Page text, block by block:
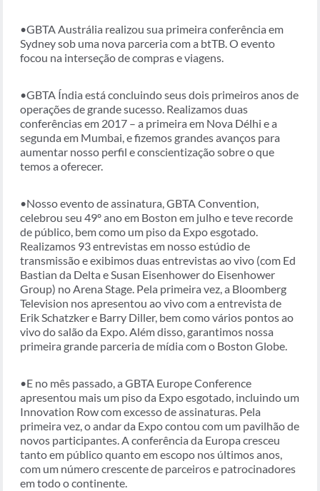
•GBTA Austrália realizou sua primeira conferência em
Sydney sob uma nova parceria com a btTB. O evento
focou na interseção de compras e viagens.
•GBTA Índia está concluindo seus dois primeiros anos de
operações de grande sucesso. Realizamos duas
conferências em 2017 – a primeira em Nova Délhi e a
segunda em Mumbai, e fizemos grandes avanços para
aumentar nosso perfil e conscientização sobre o que
temos a oferecer.
•Nosso evento de assinatura, GBTA Convention,
celebrou seu 49º ano em Boston em julho e teve recorde
de público, bem como um piso da Expo esgotado.
Realizamos 93 entrevistas em nosso estúdio de
transmissão e exibimos duas entrevistas ao vivo (com Ed
Bastian da Delta e Susan Eisenhower do Eisenhower
Group) no Arena Stage. Pela primeira vez, a Bloomberg
Television nos apresentou ao vivo com a entrevista de
Erik Schatzker e Barry Diller, bem como vários pontos ao
vivo do salão da Expo. Além disso, garantimos nossa
primeira grande parceria de mídia com o Boston Globe.
•E no mês passado, a GBTA Europe Conference
apresentou mais um piso da Expo esgotado, incluindo um
Innovation Row com excesso de assinaturas. Pela
primeira vez, o andar da Expo contou com um pavilhão de
novos participantes. A conferência da Europa cresceu
tanto em público quanto em escopo nos últimos anos,
com um número crescente de parceiros e patrocinadores
em todo o continente.